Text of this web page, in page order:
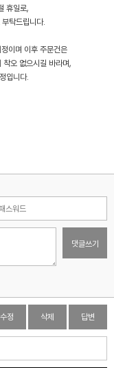
휴일로,
탁드립니다.
이며 이후 주문건은
오 없으시길 바라며,
입니다.
댓글쓰기
수정 삭제 답변